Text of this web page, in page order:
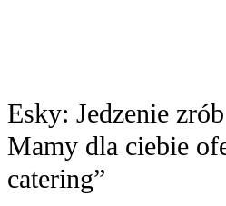
Esky: Jedzenie
Mamy dla ciebie
catering”